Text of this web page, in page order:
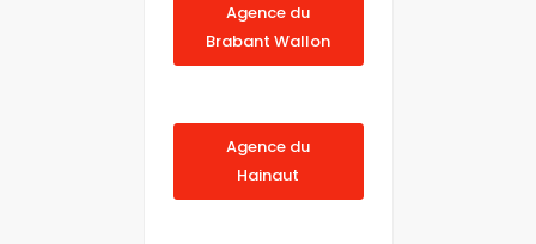
Agence du
Brabant Wallon
Agence du
Hainaut